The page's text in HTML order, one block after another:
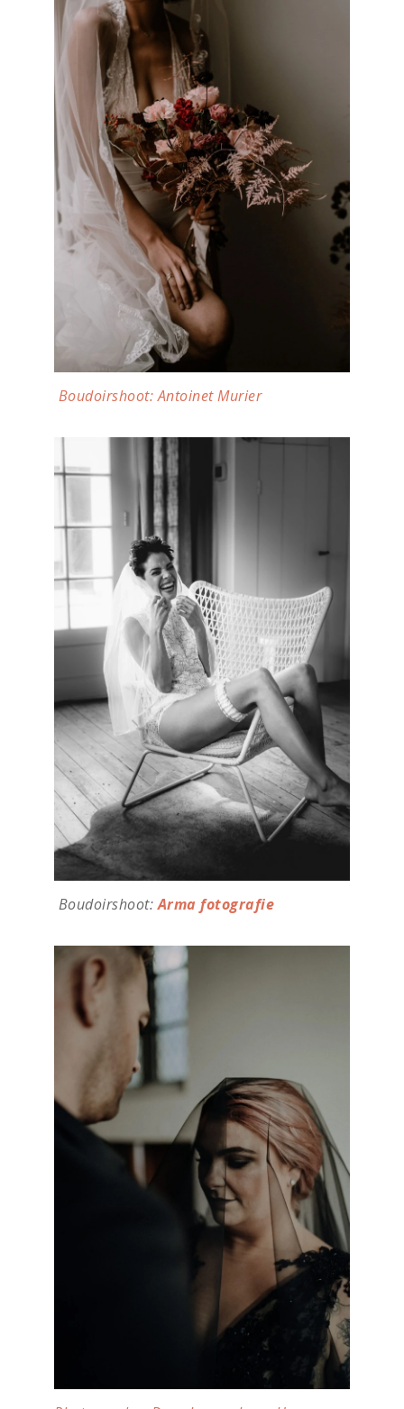
Boudoirshoot:Antoinet Murier
Boudoirshoot:Arma fotografie